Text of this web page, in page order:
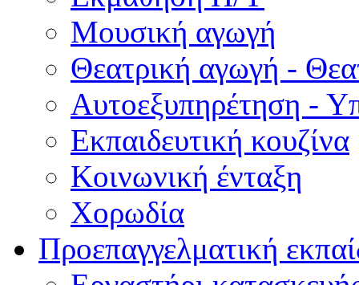
Μουσική αγωγή
Θεατρική αγωγή -
Αυτοεξυπηρέτηση -
Εκπαιδευτική κουζίνα
Κοινωνική ένταξη
Χορωδία
Προεπαγγελματική